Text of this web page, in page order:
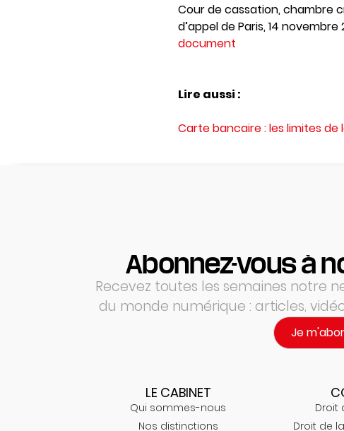
Cour de cassation, chambre
d’appel de Paris, 14
document
Lire aussi :
Carte bancaire : les limites
Abonnez-vous à
Recevez toutes les semaines notre
du monde numérique : articles,
Je
LE CABINET
Qui sommes-nous
Nos distinctions
Droit
Droit de